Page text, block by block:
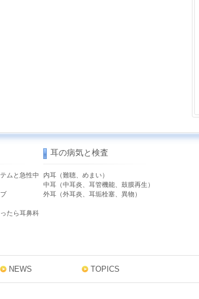
ムと急性中
たら耳鼻科
耳の病気と検査
内耳（難聴、めまい）
中耳（中耳炎、耳管機能、鼓膜再生）
外耳（外耳炎、耳垢栓塞、異物）
NEWS TOPICS